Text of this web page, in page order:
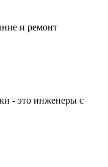
и ремонт
- это инженеры с